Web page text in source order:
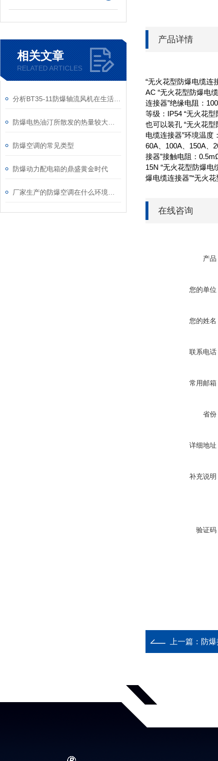
相关文章
RELATED ARTICLES
防爆空调的常见类型
防爆动力配电箱的鼎盛黄金时代
产品详情
“无火花型防爆电缆连
AC “无火花型防爆电
连接器”绝缘电阻：
等级：IP54 “无火花
也可以装孔 “无火花
电缆连接器”环境温度
60A、100A、150A、
接器”接触电阻：
15N “无火花型防爆电
爆电缆连接器”“无火
在线咨询
产品
您的单位
您的姓名
联系电话
常用邮箱
省份
详细地址
补充说明
验证码
上一篇： 防